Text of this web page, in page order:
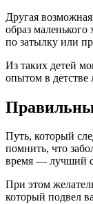
Другая
образ
по затылку или
Из таких детей
опытом в детстве
Путь, который
помнить, что
время — лучший
При этом
который подвел